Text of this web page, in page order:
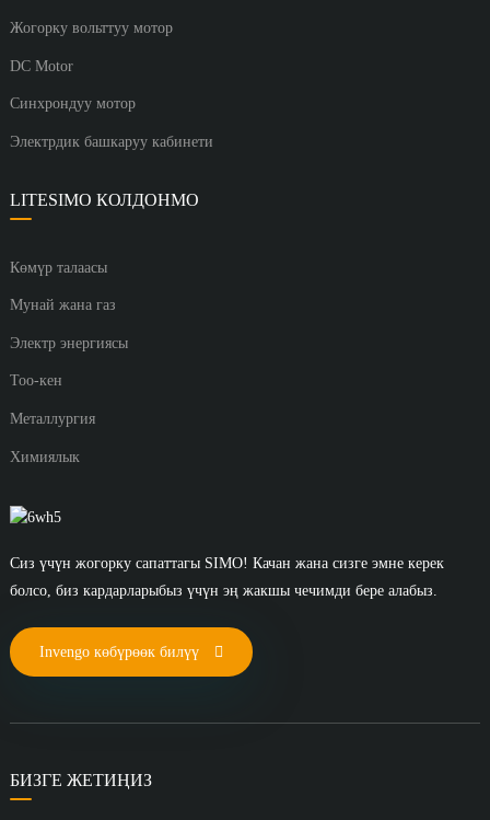
Жогорку вольттуу мотор
DC Motor
Синхрондуу мотор
Электрдик башкаруу кабинети
LITESIMO КОЛДОНМО
Көмүр талаасы
Мунай жана газ
Электр энергиясы
Тоо-кен
Металлургия
Химиялык
Сиз үчүн жогорку сапаттагы SIMO! Качан жана сизге эмне керек
болсо, биз кардарларыбыз үчүн эң жакшы чечимди бере алабыз.
Invengo көбүрөөк билүү
БИЗГЕ ЖЕТИҢИЗ